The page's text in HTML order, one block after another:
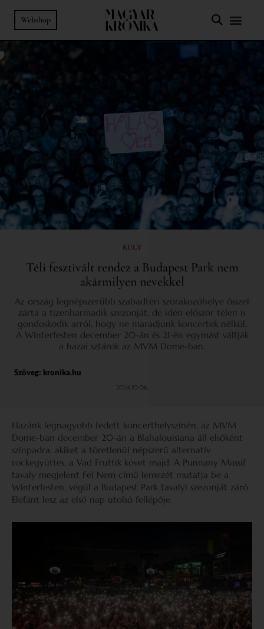
Webshop
KULT
Téli fesztivált rendez a Budapest Park nem
akármilyen nevekkel
Az ország legnépszerűbb szabadtéri szórakozóhelye ősszel
zárta a tizenharmadik szezonját, de idén először télen is
gondoskodik arról, hogy ne maradjunk koncertek nélkül.
A Winterfesten december 20-án és 21-én egymást váltják
a hazai sztárok az MVM Dome-ban.
Szöveg: kronika.hu
2024.10.06.
Hazánk legnagyobb fedett koncerthelyszínén, az MVM
Dome-ban december 20-án a Blahalouisiana áll elsőként
színpadra, akiket a töretlenül népszerű alternatív
rockegyüttes, a Vad Fruttik követ majd. A Punnany Massif
tavaly megjelent Fel Nem című lemezét mutatja be a
Winterfesten, végül a Budapest Park tavalyi szezonját záró
Elefánt lesz az első nap utolsó fellépője.